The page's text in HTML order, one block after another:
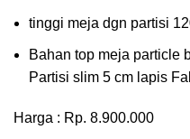
tinggi meja dgn partisi
Bahan top meja particle
Partisi slim 5 cm lapis
Harga : Rp. 8.900.000